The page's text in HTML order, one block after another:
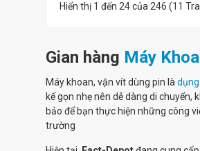
Hiển thị 1 đến 24 của 246 (11
Gian hàng Máy
Máy khoan, vặn vít dùng pin là
kế gọn nhẹ nên dễ dàng di
bảo để bạn thực hiện những công
trường